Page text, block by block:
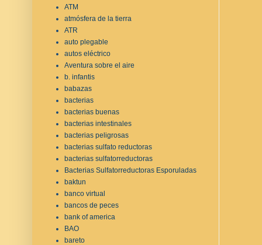
ATM
atmósfera de la tierra
ATR
auto plegable
autos eléctrico
Aventura sobre el aire
b. infantis
babazas
bacterias
bacterias buenas
bacterias intestinales
bacterias peligrosas
bacterias sulfato reductoras
bacterias sulfatorreductoras
Bacterias Sulfatorreductoras Esporuladas
baktun
banco virtual
bancos de peces
bank of america
BAO
bareto